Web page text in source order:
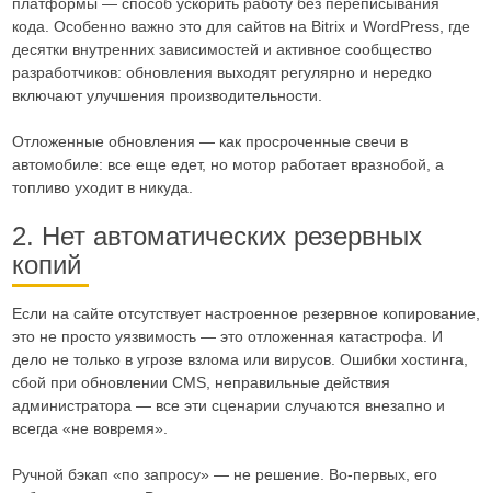
кода. Особенно важно это для сайтов на Bitrix и WordPress, где
десятки внутренних зависимостей и активное сообщество
разработчиков: обновления выходят регулярно и нередко
включают улучшения производительности.
Отложенные обновления — как просроченные свечи в
автомобиле: все еще едет, но мотор работает вразнобой, а
топливо уходит в никуда.
2. Нет автоматических резервных
копий
Если на сайте отсутствует настроенное резервное копирование,
это не просто уязвимость — это отложенная катастрофа. И
дело не только в угрозе взлома или вирусов. Ошибки хостинга,
сбой при обновлении CMS, неправильные действия
администратора — все эти сценарии случаются внезапно и
всегда «не вовремя».
Ручной бэкап «по запросу» — не решение. Во-первых, его